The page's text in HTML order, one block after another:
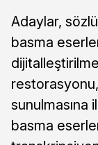
Adaylar,
basma
sunulmasına
basma